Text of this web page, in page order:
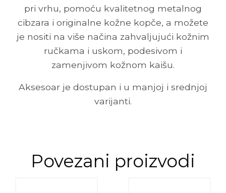
pri vrhu, pomoću kvalitetnog metalnog
cibzara i originalne kožne kopče, a možete
je nositi na više načina zahvaljujući kožnim
ručkama i uskom, podesivom i
zamenjivom kožnom kaišu.
Aksesoar je dostupan i u manjoj i srednjoj
varijanti.
Povezani proizvodi